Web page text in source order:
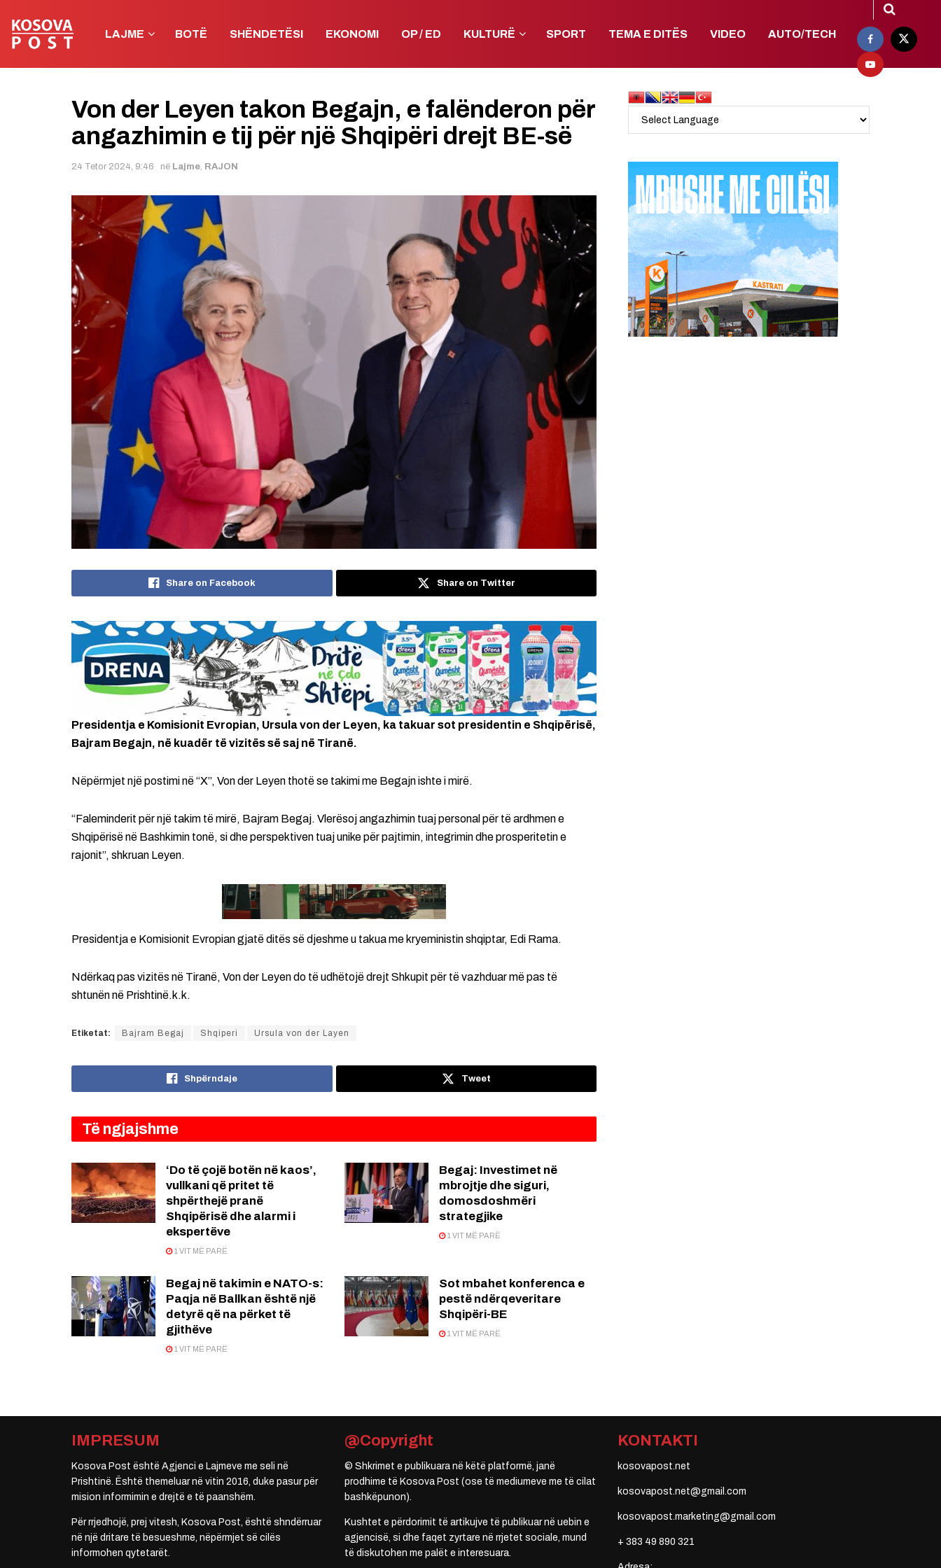
LAJME BOTË SHËNDETËSI EKONOMI OP / ED KULTURË SPORT TEMA E DITËS VIDEO AUTO/TECH
Von der Leyen takon Begajn, e falënderon për
angazhimin e tij për një Shqipëri drejt BE-së
24 Tetor 2024, 9:46 në Lajme, RAJON
Share on Facebook Share on Twitter
Presidentja e Komisionit Evropian, Ursula von der Leyen, ka takuar sot presidentin e Shqipërisë,
Bajram Begajn, në kuadër të vizitës së saj në Tiranë.
Nëpërmjet një postimi në “X”, Von der Leyen thotë se takimi me Begajn ishte i mirë.
“Faleminderit për një takim të mirë, Bajram Begaj. Vlerësoj angazhimin tuaj personal për të ardhmen e
Shqipërisë në Bashkimin tonë, si dhe perspektiven tuaj unike për pajtimin, integrimin dhe prosperitetin e
rajonit”, shkruan Leyen.
Presidentja e Komisionit Evropian gjatë ditës së djeshme u takua me kryeministin shqiptar, Edi Rama.
Ndërkaq pas vizitës në Tiranë, Von der Leyen do të udhëtojë drejt Shkupit për të vazhduar më pas të
shtunën në Prishtinë.k.k.
Etiketat: Bajram Begaj Shqiperi Ursula von der Layen
Shpërndaje Tweet
Të ngjajshme
‘Do të çojë botën në kaos’,
vullkani që pritet të
shpërthejë pranë
Shqipërisë dhe alarmi i
ekspertëve
1 VIT MË PARË
Begaj: Investimet në
mbrojtje dhe siguri,
domosdoshmëri
strategjike
1 VIT MË PARË
Begaj në takimin e NATO-s:
Paqja në Ballkan është një
detyrë që na përket të
gjithëve
1 VIT MË PARË
Sot mbahet konferenca e
pestë ndërqeveritare
Shqipëri-BE
1 VIT MË PARË
IMPRESUM
Kosova Post është Agjenci e Lajmeve me seli në
Prishtinë. Është themeluar në vitin 2016, duke pasur për
mision informimin e drejtë e të paanshëm.
Për rrjedhojë, prej vitesh, Kosova Post, është shndërruar
në një dritare të besueshme, nëpërmjet së cilës
informohen qytetarët.
@Copyright
© Shkrimet e publikuara në këtë platformë, janë
prodhime të Kosova Post (ose të mediumeve me të cilat
bashkëpunon).
Kushtet e përdorimit të artikujve të publikuar në uebin e
agjencisë, si dhe faqet zyrtare në rrjetet sociale, mund
të diskutohen me palët e interesuara.
KONTAKTI
kosovapost.net
kosovapost.net@gmail.com
kosovapost.marketing@gmail.com
+ 383 49 890 321